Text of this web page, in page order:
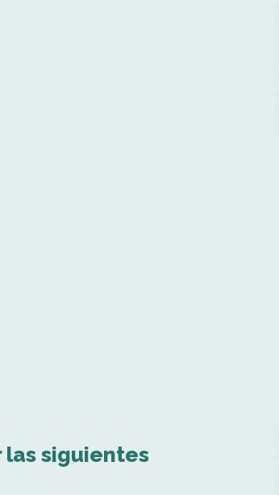
las siguientes